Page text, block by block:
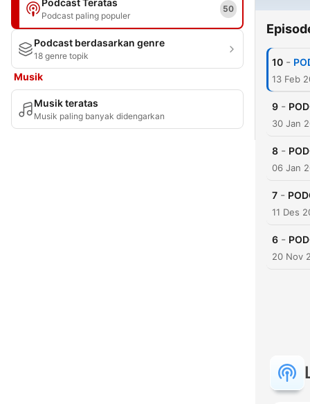
Podcast Teratas
Podcast paling populer
50
Podcast berdasarkan genre
18 genre topik
Musik
Musik teratas
Musik paling banyak didengarkan
10 -
13 Feb
9 -
30 Jan
8 -
06 Jan
7 -
11 Des
6 -
20 Nov